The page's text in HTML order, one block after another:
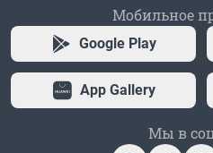
Мобильное
Google Play
App Gallery
Мы в